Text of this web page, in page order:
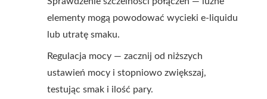
elementy mogą powodować wycieki e-liquidu
lub utratę smaku.
Regulacja mocy — zacznij od niższych
ustawień mocy i stopniowo zwiększaj,
testując smak i ilość pary.